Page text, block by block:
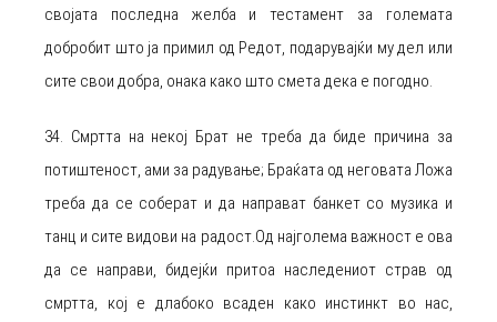
својата последна желба и тестамент за големата
добробит што ја примил од Редот, подарувајќи му дел или
сите свои добра, онака како што смета дека е погодно.
34. Смртта на некој Брат не треба да биде причина за
потиштеност, ами за радување; Браќата од неговата Ложа
треба да се соберат и да направат банкет со музика и
танц и сите видови на радост.Од најголема важност е ова
да се направи, бидејќи притоа наследениот страв од
смртта, кој е длабоко всаден како инстинкт во нас,